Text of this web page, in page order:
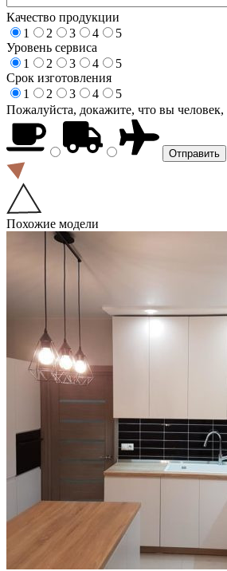
Качество продукции
1
2 3 4
5
Уровень сервиса
1
2 3 4
5
Срок изготовления
1
2 3 4
5
Пожалуйста, докажите, что вы человек,
Похожие модели